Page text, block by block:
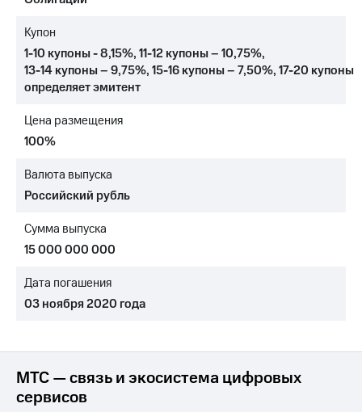
Достижения
Контакты
в
регионе
Корпоративное
управление
секретарь
информации
Информация
Купон
1-10 купоны - 8,15%,11-12 купоны – 10,75%,
13-14 купоны – 9,75%,15-16 купоны – 7,50%,17-20 купоны
определяет эмитент
Цена размещения
100%
Валюта выпуска
Российский рубль
Сумма выпуска
15 000 000 000
Дата погашения
03 ноября 2020 года
МТС — связь и экосистема цифровых
сервисов